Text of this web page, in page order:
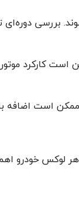
بررسی
کارکرد موتور
است اضافه